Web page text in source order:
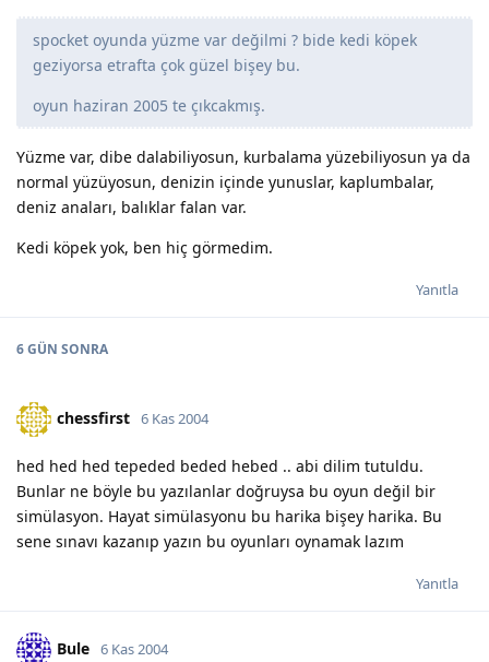
spocket oyunda yüzme var değilmi ? bide kedi köpek
geziyorsa etrafta çok güzel bişey bu.
oyun haziran 2005 te çıkcakmış.
Yüzme var, dibe dalabiliyosun, kurbalama yüzebiliyosun ya da
normal yüzüyosun, denizin içinde yunuslar, kaplumbalar,
deniz anaları, balıklar falan var.
Kedi köpek yok, ben hiç görmedim.
Yanıtla
6 GÜN SONRA
chessfirst 6 Kas 2004
hed hed hed tepeded beded hebed .. abi dilim tutuldu.
Bunlar ne böyle bu yazılanlar doğruysa bu oyun değil bir
simülasyon. Hayat simülasyonu bu harika bişey harika. Bu
sene sınavı kazanıp yazın bu oyunları oynamak lazım
Yanıtla
Bule 6 Kas 2004